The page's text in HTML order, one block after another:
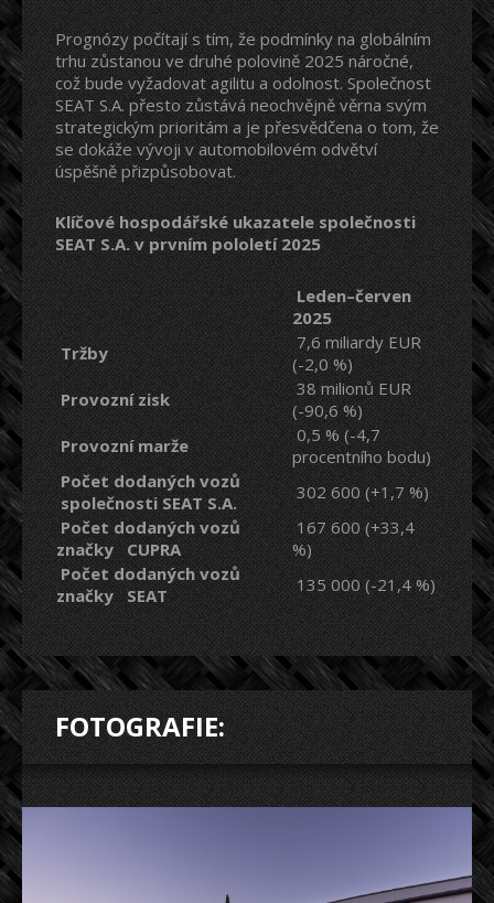
Prognózy počítají s tím, že podmínky na globálním
trhu zůstanou ve druhé polovině 2025 náročné,
což bude vyžadovat agilitu a odolnost. Společnost
SEAT S.A. přesto zůstává neochvějně věrna svým
strategickým prioritám a je přesvědčena o tom, že
se dokáže vývoji v automobilovém odvětví
úspěšně přizpůsobovat.
Klíčové hospodářské ukazatele společnosti
SEAT S.A. v prvním pololetí 2025
Leden–červen
2025
Tržby
7,6 miliardy EUR
(-2,0 %)
Provozní zisk
38 milionů EUR
(-90,6 %)
Provozní marže
0,5 % (-4,7
procentního bodu)
Počet dodaných vozů
společnosti SEAT S.A.
302 600 (+1,7 %)​
Počet dodaných vozů
značky CUPRA
167 600 (+33,4
%)
Počet dodaných vozů
značky SEAT
135 000 (-21,4 %)
FOTOGRAFIE: